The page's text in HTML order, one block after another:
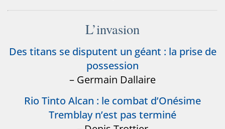
L’invasion
Des titans se disputent un géant : la prise de
possession
– Germain Dallaire
Rio Tinto Alcan : le combat d’Onésime
Tremblay n’est pas terminé